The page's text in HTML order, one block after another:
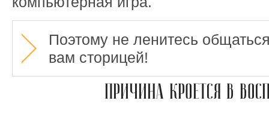
Поэтому не ленитесь
вам сторицей!
ПРИЧИНА КРОЕТСЯ В